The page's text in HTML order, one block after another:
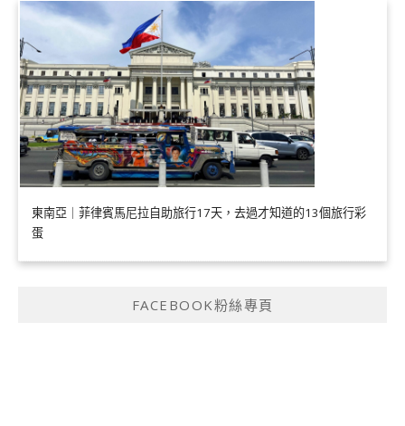
東南亞｜菲律賓馬尼拉自助旅行17天，去過才知道的13個旅行彩
蛋
FACEBOOK粉絲專頁